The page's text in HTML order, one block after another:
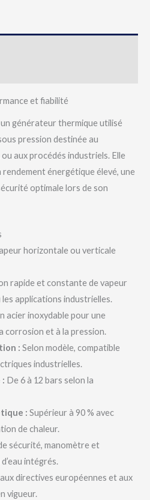
et fiabilité
générateur thermique utilisé
pression destinée au
aux procédés industriels. Elle
énergétique élevé, une
optimale lors de son
horizontale ou verticale
rapide et constante de vapeur
applications industrielles.
acier inoxydable pour une
corrosion et à la pression.
: Selon modèle, compatible
industrielles.
: De 6 à 12 bars selon la
: Supérieur à 90 % avec
de chaleur.
sécurité, manomètre et
intégrés.
directives européennes et aux
vigueur.